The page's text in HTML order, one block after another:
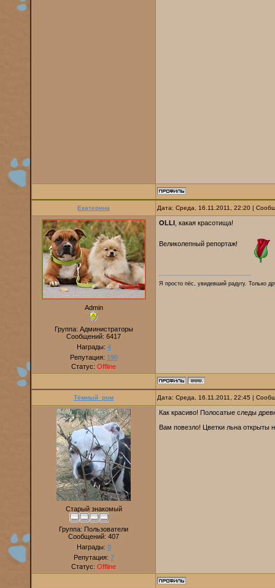
Екатерина Дата: Среда, 16.11.2011, 22:20 |
Admin
Группа: Администраторы
Сообщений: 6417
Награды: 4
Репутация: 190
Статус: Offline
OLLI , какая красотища!
Великолепный репортаж!
Я просто пёс, увидевший радугу. Только
Тёмный_ром Дата: Среда, 16.11.2011, 22:45 |
Старый знакомый
Группа: Пользователи
Сообщений: 407
Награды: 0
Репутация: 7
Статус: Offline
Как красиво! Полосатые следы
Вам повезло! Цветки льна открыты